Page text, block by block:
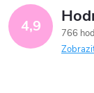
4,9
766